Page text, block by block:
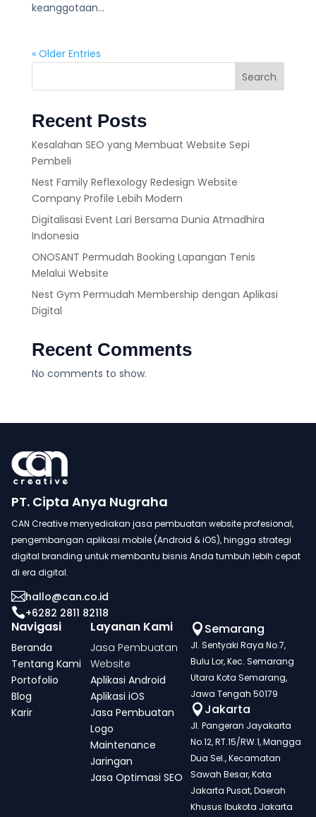
keanggotaan...
« Older Entries
Search
Recent Posts
Kesalahan SEO yang Membuat Website Sepi
Pembeli
Nest Family Reflexology Redesign Website
Company Profile Lebih Modern
Digitalisasi Event Lari Bersama Dunia Atmadhira
Indonesia
ONOSANT Permudah Booking Lapangan Tenis
Melalui Website
Nest Gym Permudah Membership dengan Aplikasi
Digital
Recent Comments
No comments to show.
PT. Cipta Anya Nugraha
CAN Creative menyediakan jasa pembuatan website profesional,
pengembangan aplikasi mobile (Android & iOS), hingga strategi
digital branding untuk membantu bisnis Anda tumbuh lebih cepat
di era digital.
hallo@can.co.id
+6282 2811 82118
Navigasi
Beranda
Tentang Kami
Portofolio
Blog
Karir
Layanan Kami
Jasa Pembuatan
Website
Aplikasi Android
Aplikasi iOS
Jasa Pembuatan
Logo
Maintenance
Jaringan
Jasa Optimasi SEO
 Semarang
Jl. Sentyaki Raya No.7,
Bulu Lor, Kec. Semarang
Utara Kota Semarang,
Jawa Tengah 50179
 Jakarta
Jl. Pangeran Jayakarta
No.12, RT.15/RW.1, Mangga
Dua Sel., Kecamatan
Sawah Besar, Kota
Jakarta Pusat, Daerah
Khusus Ibukota Jakarta